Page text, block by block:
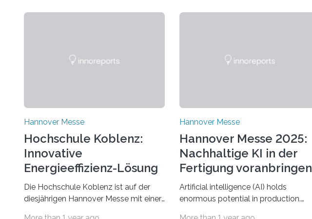
Hannover Messe
Hochschule Koblenz:
Innovative
Energieeffizienz-Lösung
2025
Die Hochschule Koblenz ist auf der
diesjährigen Hannover Messe mit einer
Hannover Messe
Hannover Messe 2025:
Nachhaltige KI in der
Fertigung voranbringen
Artificial intelligence (AI) holds
enormous potential in production.